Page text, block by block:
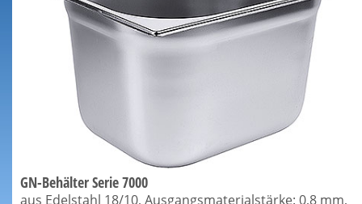
GN-Behälter Serie 7000
aus Edelstahl 18/10, Ausgangsmaterialstärke: 0,8 mm,